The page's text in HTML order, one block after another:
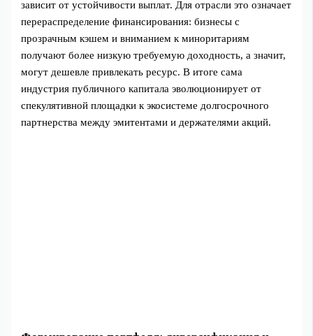
зависит от устойчивости выплат. Для отрасли это означает
перераспределение финансирования: бизнесы с
прозрачным кэшем и вниманием к миноритариям
получают более низкую требуемую доходность, а значит,
могут дешевле привлекать ресурс. В итоге сама
индустрия публичного капитала эволюционирует от
спекулятивной площадки к экосистеме долгосрочного
партнерства между эмитентами и держателями акций.